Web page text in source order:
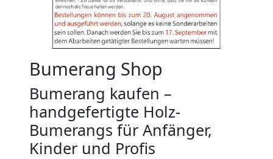
Bumerang Shop
Bumerang kaufen –
handgefertigte Holz-
Bumerangs für Anfänger,
Kinder und Profis